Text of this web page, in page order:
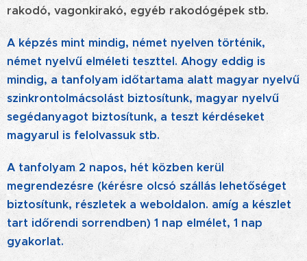
rakodó, vagonkirakó, egyéb rakodógépek stb.
A képzés mint mindig, német nyelven történik,
német nyelvű elméleti teszttel. Ahogy eddig is
mindig, a tanfolyam időtartama alatt magyar nyelvű
szinkrontolmácsolást biztosítunk, magyar nyelvű
segédanyagot biztosítunk, a teszt kérdéseket
magyarul is felolvassuk stb.
A tanfolyam 2 napos, hét közben kerül
megrendezésre (kérésre olcsó szállás lehetőséget
biztosítunk, részletek a weboldalon. amíg a készlet
tart időrendi sorrendben) 1 nap elmélet, 1 nap
gyakorlat.